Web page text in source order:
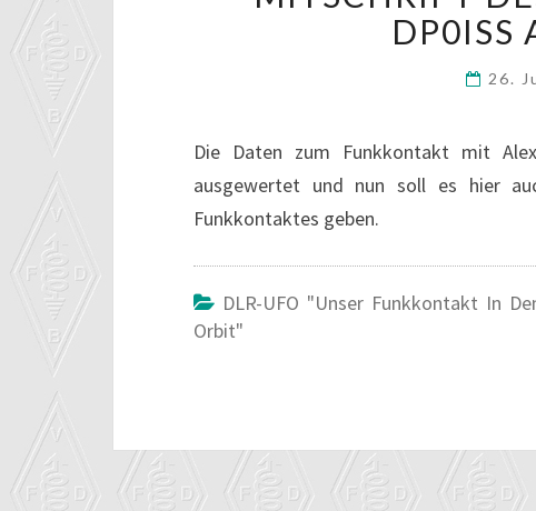
DP0ISS
26.
Die Daten zum Funkkontakt mit
ausgewertet und nun soll es hier
Funkkontaktes geben.
DLR-UFO "unser Funkkontakt In
Orbit"